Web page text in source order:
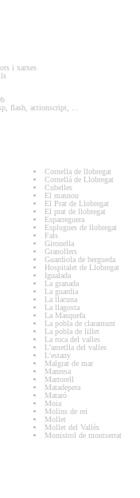
i xarxes
flash, actionscript, ...
Cornella de llobregat
Cornellá de Llobregat
Cubelles
El masnou
El Prat de Llobregat
El prat de llobregat
Esparreguera
Esplugues de llobregat
Fals
Gironella
Granollers
Guardiola de bergueda
Hospitalet de Llobregat
Igualada
La granada
La guardia
La llacuna
La llagosta
La Masquefa
La pobla de claramunt
La pobla de lillet
La roca del valles
L'ametlla del valles
L'estany
Malgrat de mar
Manresa
Martorell
Matadepera
Mataró
Moia
Molins de rei
Mollet
Mollet del Vallès
Monistrol de montserrat